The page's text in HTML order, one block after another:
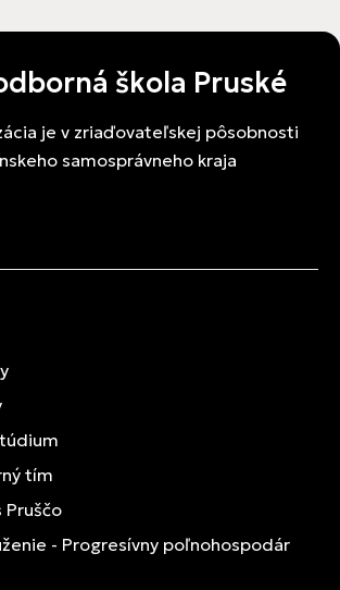
škola Pruské
je v zriaďovateľskej pôsobnosti
samosprávneho kraja
tím
Pruščo
- Progresívny poľnohospodár